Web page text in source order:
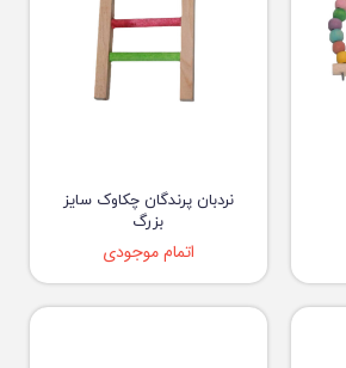
نردبان پرندگان چکاوک سایز
بزرگ
اتمام موجودی